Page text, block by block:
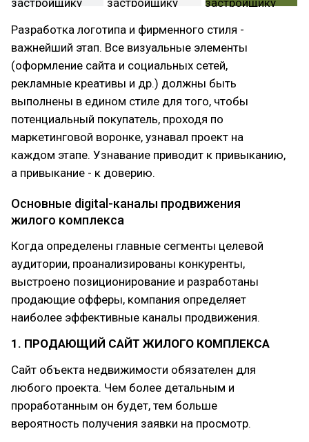
Разработка логотипа и фирменного стиля -
важнейший этап. Все визуальные элементы
(оформление сайта и социальных сетей,
рекламные креативы и др.) должны быть
выполнены в едином стиле для того, чтобы
потенциальный покупатель, проходя по
маркетинговой воронке, узнавал проект на
каждом этапе. Узнавание приводит к привыканию,
а привыкание - к доверию.
Основные digital-каналы продвижения
жилого комплекса
Когда определены главные сегменты целевой
аудитории, проанализированы конкуренты,
выстроено позиционирование и разработаны
продающие офферы, компания определяет
наиболее эффективные каналы продвижения.
1. ПРОДАЮЩИЙ САЙТ ЖИЛОГО КОМПЛЕКСА
Сайт объекта недвижимости обязателен для
любого проекта. Чем более детальным и
проработанным он будет, тем больше
вероятность получения заявки на просмотр.